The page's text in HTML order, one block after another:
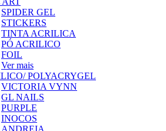
SPIDER GEL
STICKERS
TINTA ACRILICA
PÓ ACRILICO
FOIL
Ver mais
POLYACRYGEL
VICTORIA VYNN
GL NAILS
PURPLE
INOCOS
ANDREIA